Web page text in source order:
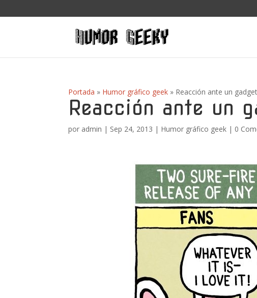
Portada » Humor gráfico geek » Reacción ante un
Reacción ante un
por admin | Sep 24, 2013 | Humor gráfico geek | 0